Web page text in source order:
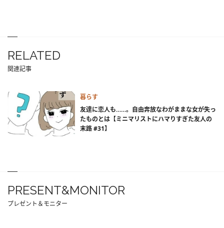
RELATED
関連記事
暮らす
友達に恋人も……。自由奔放なわがままな女が失っ
たものとは【ミニマリストにハマりすぎた友人の
末路 #31】
PRESENT&MONITOR
プレゼント＆モニター